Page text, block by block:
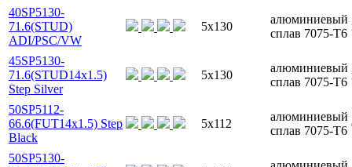
40SP5130-
71.6(STUD)
ADI/PSC/VW
5x130
алюминиевый
сплав 7075-T6
45SP5130-
71.6(STUD14x1.5)
Step Silver
5x130
алюминиевый
сплав 7075-T6
50SP5112-
66.6(FUT14x1.5) Step
Black
5x112
алюминиевый
сплав 7075-T6
50SP5130-